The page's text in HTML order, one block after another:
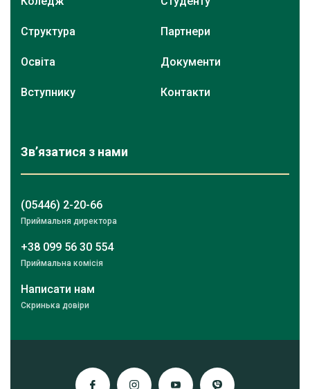
Структура
Освіта
Вступнику
Партнери
Документи
Контакти
Зв’язатися з нами
(05446) 2-20-66
Приймальня директора
+38 099 56 30 554
Приймальна комісія
Написати нам
Скринька довіри